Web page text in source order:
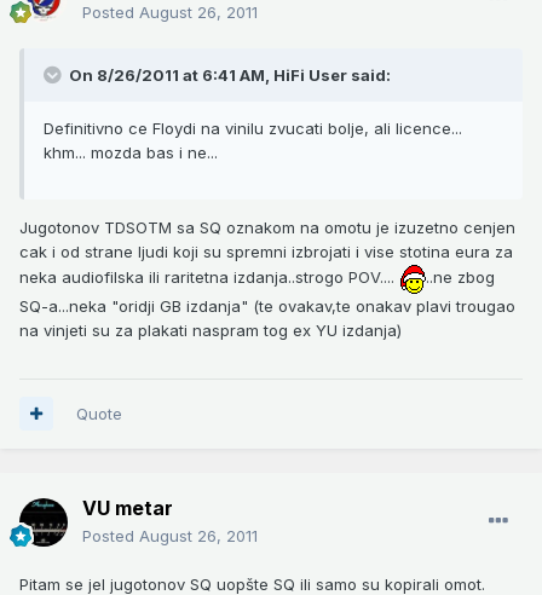
Posted August 26, 2011
On 8/26/2011 at 6:41 AM, HiFi User said:
Definitivno ce Floydi na vinilu zvucati bolje, ali licence...
khm... mozda bas i ne...
Jugotonov TDSOTM sa SQ oznakom na omotu je izuzetno cenjen
cak i od strane ljudi koji su spremni izbrojati i vise stotina eura za
neka audiofilska ili raritetna izdanja..strogo POV....
..ne zbog
SQ-a...neka "oridji GB izdanja" (te ovakav,te onakav plavi trougao
na vinjeti su za plakati naspram tog ex YU izdanja)
Quote
VU metar
Posted August 26, 2011
Pitam se jel jugotonov SQ uopšte SQ ili samo su kopirali omot.